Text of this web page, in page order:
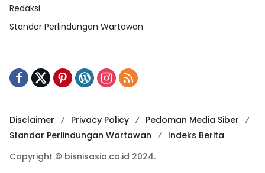
Redaksi
Standar Perlindungan Wartawan
Disclaimer Privacy Policy
Pedoman Media Siber
Standar Perlindungan Wartawan
Indeks Berita
Copyright © bisnisasia.co.id 2024.